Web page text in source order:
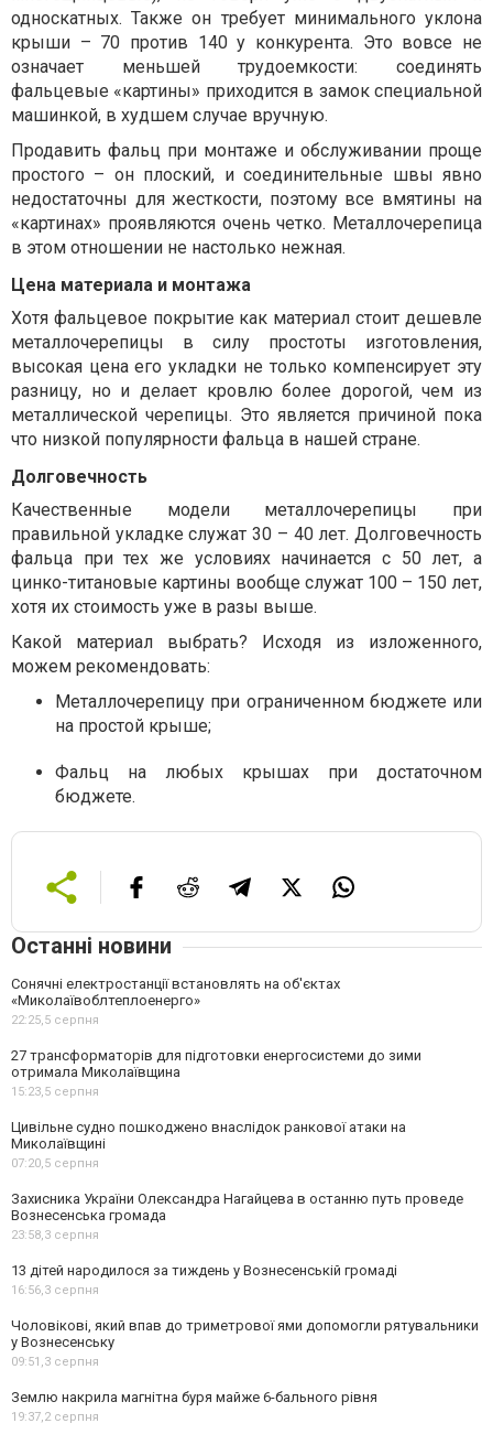
односкатных. Также он требует минимального уклона
крыши – 70 против 140у конкурента. Это вовсе не
означает меньшей трудоемкости: соединять
фальцевые «картины» приходится в замок специальной
машинкой, в худшем случае вручную.
Продавить фальц при монтаже и обслуживании проще
простого – он плоский, и соединительные швы явно
недостаточны для жесткости, поэтому все вмятины на
«картинах» проявляются очень четко. Металлочерепица
в этом отношении не настолько нежная.
Цена материала и монтажа
Хотя фальцевое покрытие как материал стоит дешевле
металлочерепицы в силу простоты изготовления,
высокая цена его укладки не только компенсирует эту
разницу, но и делает кровлю более дорогой, чем из
металлической черепицы. Это является причиной пока
что низкой популярности фальца в нашей стране.
Долговечность
Качественные модели металлочерепицы при
правильной укладке служат 30 – 40 лет. Долговечность
фальца при тех же условиях начинается с 50 лет, а
цинко-титановые картины вообще служат 100 – 150 лет,
хотя их стоимость уже в разы выше.
Какой материал выбрать? Исходя из изложенного,
можем рекомендовать:
Металлочерепицу при ограниченном бюджете или
на простой крыше;
Фальц на любых крышах при достаточном
бюджете.
Останні новини
Сонячні електростанції встановлять на об'єктах
«Миколаївоблтеплоенерго»
22:25,5 серпня
27 трансформаторів для підготовки енергосистеми до зими
отримала Миколаївщина
15:23,5 серпня
Цивільне судно пошкоджено внаслідок ранкової атаки на
Миколаївщині
07:20,5 серпня
Захисника України Олександра Нагайцева в останню путь проведе
Вознесенська громада
23:58,3 серпня
13 дітей народилося за тиждень у Вознесенській громаді
16:56,3 серпня
Чоловікові, який впав до триметрової ями допомогли рятувальники
у Вознесенську
09:51,3 серпня
Землю накрила магнітна буря майже 6-бального рівня
19:37,2 серпня